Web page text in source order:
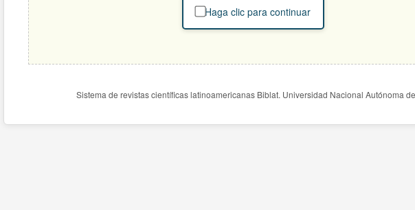
Haga clic para continuar
Sistema de revistas científicas latinoamericanas Biblat. Universidad Nacional Autónoma